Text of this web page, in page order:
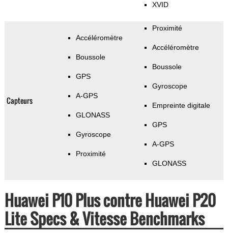
XVID
Capteurs
Accéléromètre
Boussole
GPS
A-GPS
GLONASS
Gyroscope
Proximité
Proximité
Accéléromètre
Boussole
Gyroscope
Empreinte digitale
GPS
A-GPS
GLONASS
Huawei P10 Plus contre Huawei P20
Lite Specs & Vitesse Benchmarks